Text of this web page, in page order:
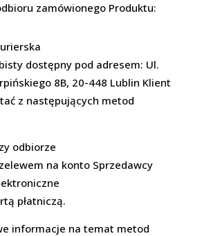
zamówionego Produktu:
dostępny pod adresem: Ul.
8B, 20-448 Lublin Klient
z następujących metod
odbiorze
na konto Sprzedawcy
płatniczą.
informacje na temat metod